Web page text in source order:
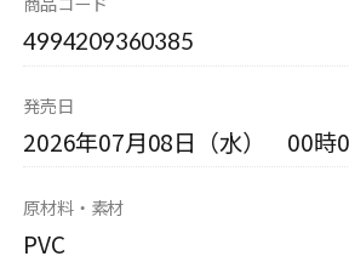
4994209360385
発売日
2026年07月08日（水） 00時
原材料・素材
PVC